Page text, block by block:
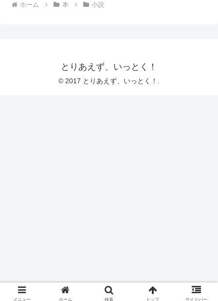
ホーム 本 小説
とりあえず、いっとく！
© 2017 とりあえず、いっとく！.
メニュー ホーム 検索 トップ サイドバー